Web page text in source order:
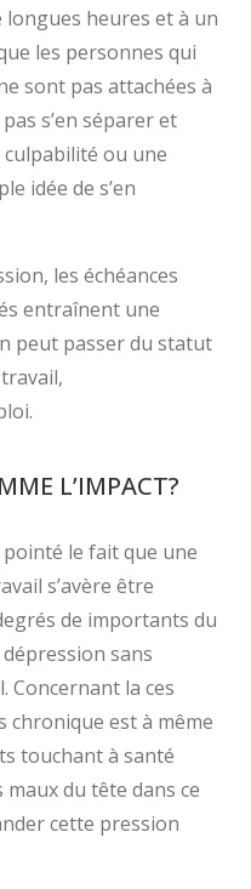
heures et à un
les personnes qui
sont pas attachées à
s’en séparer et
ou une
idée de s’en
les échéances
entraînent une
peut passer du statut
L’IMPACT?
le fait que une
s’avère être
de importants du
sans
Concernant la ces
chronique est à même
touchant à santé
du tête dans ce
cette pression